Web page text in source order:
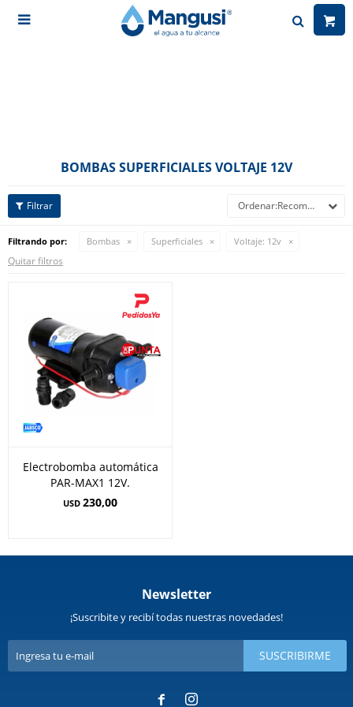

BOMBAS SUPERFICIALES VOLTAJE 12V
Recomendados
Filtrando por: Bombas Superficiales Voltaje: 12v
Quitar filtros
Electrobomba automática
PAR-MAX1 12V.
USD 230,00
Newsletter
¡Suscribite y recibí todas nuestras novedades!
SUSCRIBIRME
 